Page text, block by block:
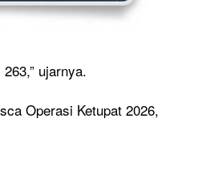
ujarnya.
Operasi Ketupat 2026,